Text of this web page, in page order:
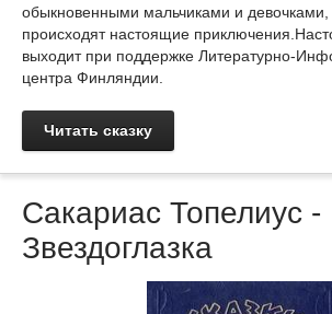
обыкновенными мальчиками и девочками,
происходят настоящие
выходит при поддержке Литературно-
центра Финляндии.
Читать сказку
Сакариас Топелиус -
Звездоглазка